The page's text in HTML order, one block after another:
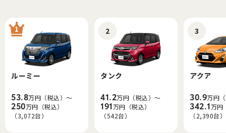
1
ルーミー
53.8万円（税込）～
250万円（税込）
（3,072台）
2
タンク
41.2万円（税込）～
191万円（税込）
（542台）
3
アクア
30.9万円
342.1万円
（2,390台）